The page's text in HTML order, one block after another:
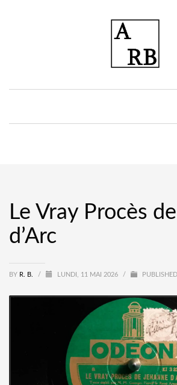
Le Vray Procès
d’Arc
BY R. B. / LUNDI, 11 MAI 2026 /